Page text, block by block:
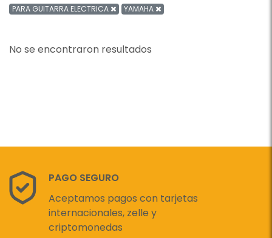
PARA GUITARRA ELECTRICA YAMAHA
No se encontraron resultados
PAGO SEGURO
Aceptamos pagos con tarjetas
internacionales, zelle y
criptomonedas